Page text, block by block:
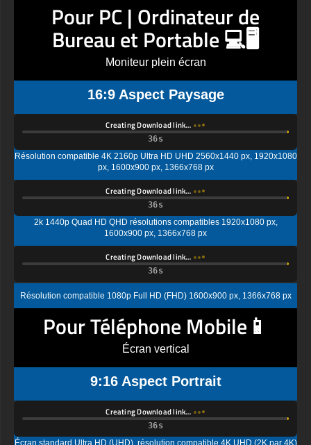
Pour PC | Ordinateur de
Bureau et Portable 💻🖥️
Moniteur plein écran
16:9 Aspect Paysage
Creating Download link…
Résolution compatible 4K 2160p Ultra HD UHD 2560x1440 px, 1920x1080
px, 1600x900 px, 1366x768 px
Creating Download link…
2k 1440p Quad HD QHD résolutions compatibles 1920x1080 px,
Creating Download link…
Résolution compatible 1080p Full HD (FHD) 1600x900 px, 1366x768 px
Pour Téléphone Mobile📱
Écran vertical
9:16 Aspect Portrait
Creating Download link…
Écran standard Ultra HD (UHD), résolution compatible 4K UHD (2K par 4K)
1440x2560 px, 1080x1920px, 720 x 1280 px